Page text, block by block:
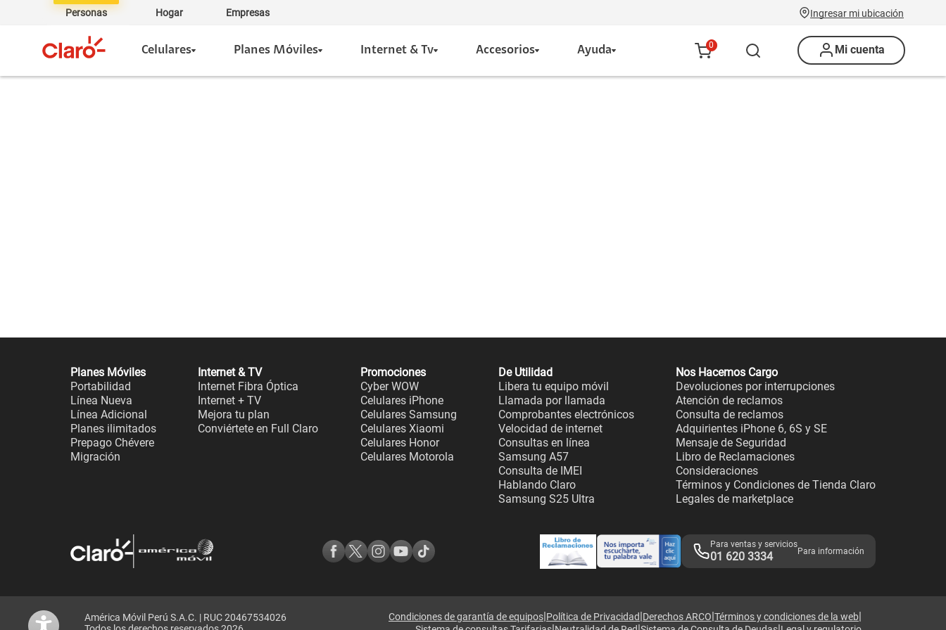
Personas Hogar Empresas Ingresar mi ubicación
Celulares Planes Móviles Internet & Tv Accesorios Ayuda 0 Mi cuenta
Planes Móviles
Portabilidad
Línea Nueva
Línea Adicional
Planes ilimitados
Prepago Chévere
Migración
Internet & TV
Internet Fibra Óptica
Internet + TV
Mejora tu plan
Conviértete en Full Claro
Promociones
Cyber WOW
Celulares iPhone
Celulares Samsung
Celulares Xiaomi
Celulares Honor
Celulares Motorola
De Utilidad
Libera tu equipo móvil
Llamada por llamada
Comprobantes electrónicos
Velocidad de internet
Consultas en línea
Samsung A57
Consulta de IMEI
Hablando Claro
Samsung S25 Ultra
Nos Hacemos Cargo
Devoluciones por interrupciones
Atención de reclamos
Consulta de reclamos
Adquirientes iPhone 6, 6S y SE
Mensaje de Seguridad
Libro de Reclamaciones
Consideraciones
Términos y Condiciones de Tienda Claro
Legales de marketplace
Para ventas y servicios
01 620 3334 Para información
América Móvil Perú S.A.C. | RUC 20467534026
Condiciones de garantía de equipos|Política de Privacidad|Derechos ARCO|Términos y condiciones de la web|